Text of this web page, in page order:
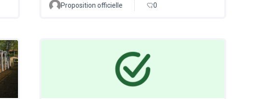
Proposition officielle 0